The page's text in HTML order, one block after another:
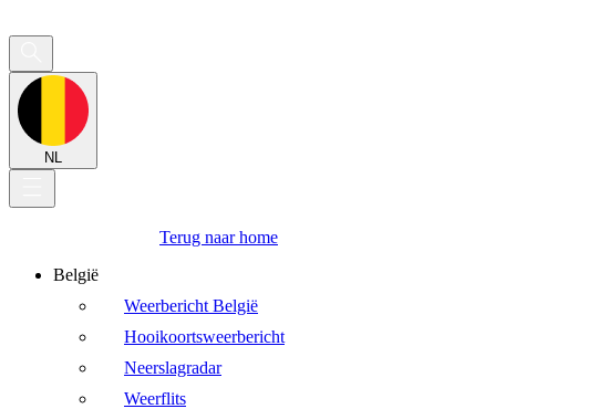
NL
Terug naar home
België
Weerbericht België
Hooikoortsweerbericht
Neerslagradar
Weerflits